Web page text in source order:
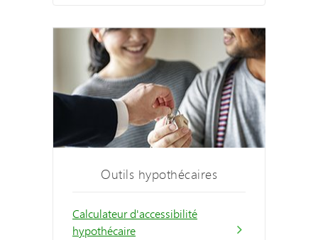
Outils hypothécaires
Calculateur d'accessibilité
hypothécaire